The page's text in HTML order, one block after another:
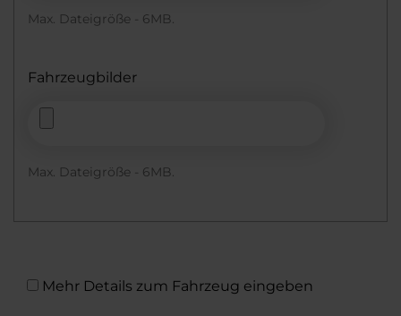
Max. Dateigröße - 6MB.
Fahrzeugbilder
Max. Dateigröße - 6MB.
Mehr Details zum Fahrzeug eingeben